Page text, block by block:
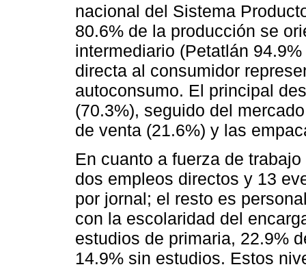
nacional del Sistema
80.6% de la producción se
intermediario (Petatlán
directa al consumidor
autoconsumo. El principal
(70.3%), seguido del
de venta (21.6%) y las
En cuanto a fuerza de
dos empleos directos y 13
por jornal; el resto es
con la escolaridad del
estudios de primaria, 22.9%
14.9% sin estudios. Estos